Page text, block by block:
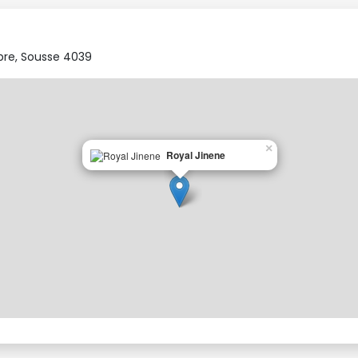
air une pour adulte une pour enfant, deux piscines couvertes et
Sousse 4039
Royal Jinene ×